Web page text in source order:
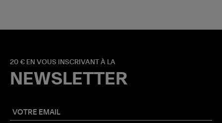
20 € EN VOUS INSCRIVANT À LA
NEWSLETTER